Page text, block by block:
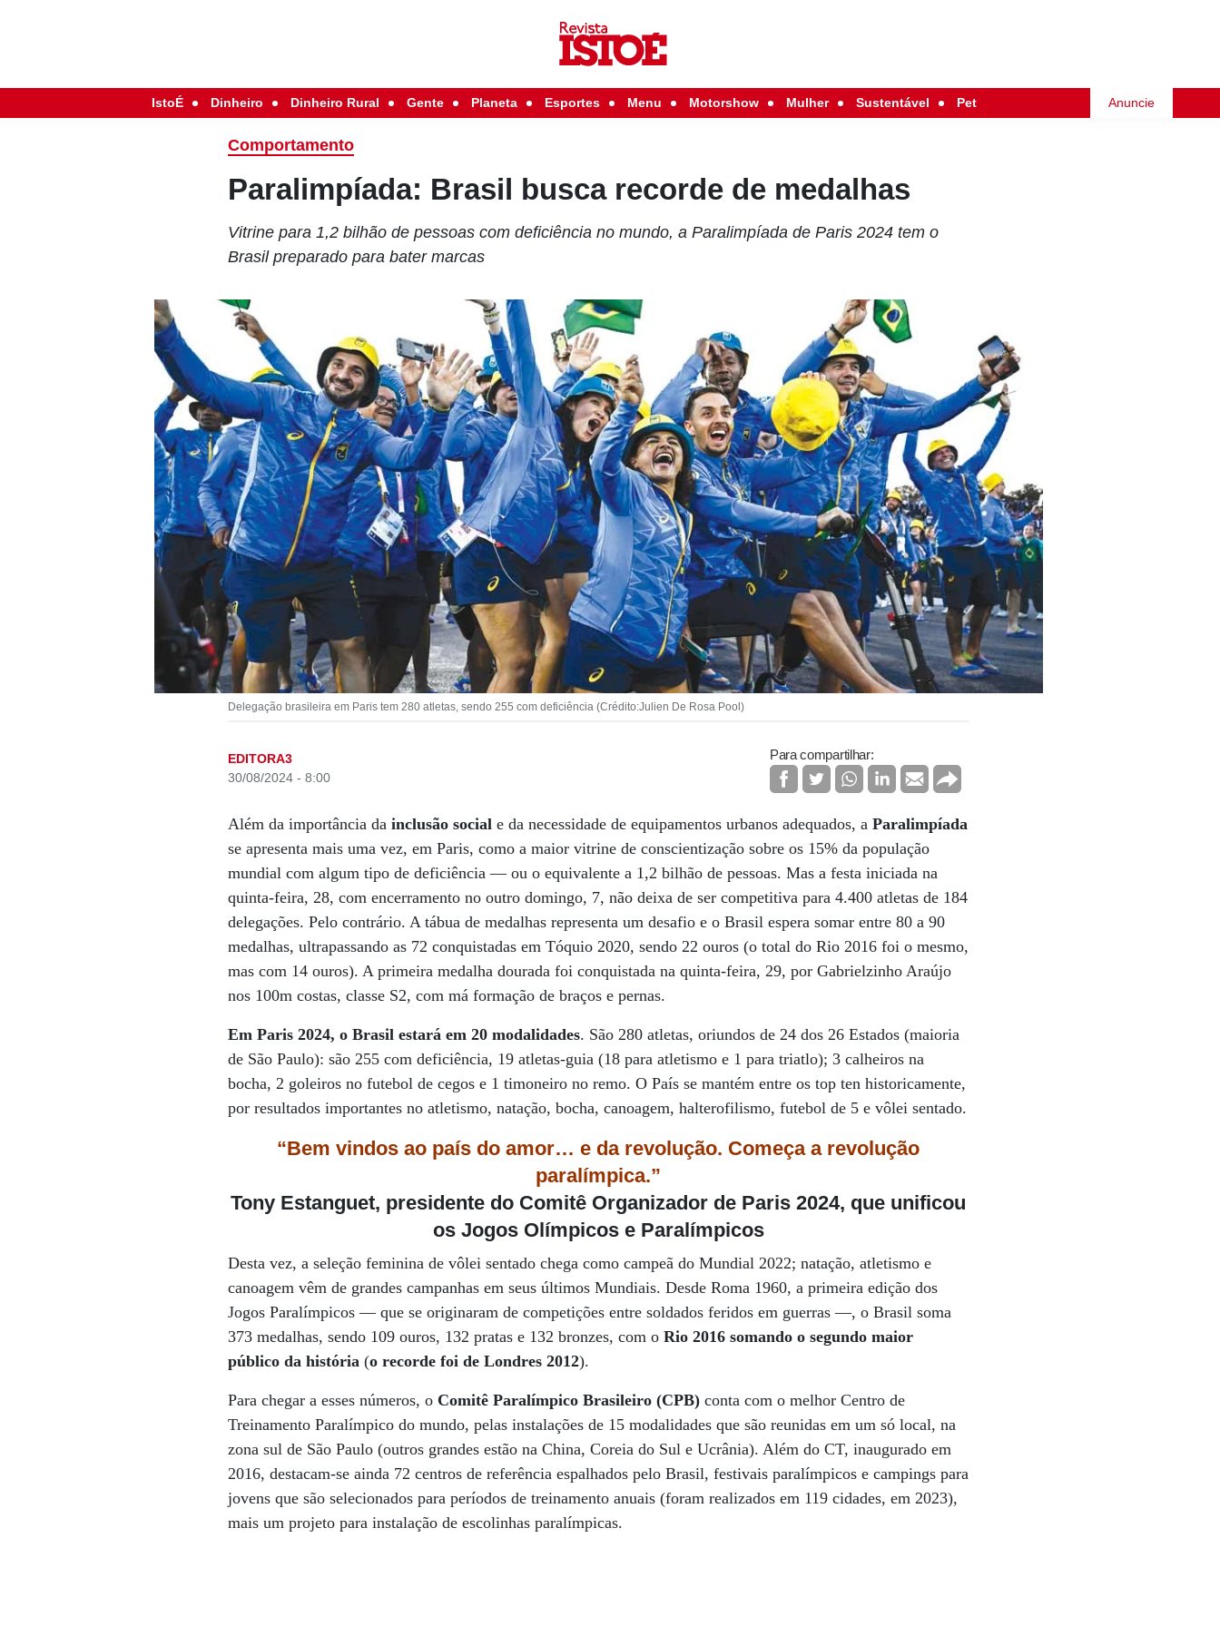
IstoÉ Dinheiro Dinheiro Rural Gente Planeta Esportes Menu Motorshow Mulher Sustentável Pet Anuncie
Comportamento
Paralimpíada: Brasil busca recorde de medalhas
Vitrine para 1,2 bilhão de pessoas com deficiência no mundo, a Paralimpíada de Paris 2024 tem o
Brasil preparado para bater marcas
Delegação brasileira em Paris tem 280 atletas, sendo 255 com deficiência (Crédito:Julien De Rosa Pool)
EDITORA3
30/08/2024 - 8:00
Para compartilhar:
Além da importância da inclusão social e da necessidade de equipamentos urbanos adequados, a Paralimpíada
se apresenta mais uma vez, em Paris, como a maior vitrine de conscientização sobre os 15% da população
mundial com algum tipo de deficiência — ou o equivalente a 1,2 bilhão de pessoas. Mas a festa iniciada na
quinta-feira, 28, com encerramento no outro domingo, 7, não deixa de ser competitiva para 4.400 atletas de 184
delegações. Pelo contrário. A tábua de medalhas representa um desafio e o Brasil espera somar entre 80 a 90
medalhas, ultrapassando as 72 conquistadas em Tóquio 2020, sendo 22 ouros (o total do Rio 2016 foi o mesmo,
mas com 14 ouros). A primeira medalha dourada foi conquistada na quinta-feira, 29, por Gabrielzinho Araújo
nos 100m costas, classe S2, com má formação de braços e pernas.
Em Paris 2024, o Brasil estará em 20 modalidades. São 280 atletas, oriundos de 24 dos 26 Estados (maioria
de São Paulo): são 255 com deficiência, 19 atletas-guia (18 para atletismo e 1 para triatlo); 3 calheiros na
bocha, 2 goleiros no futebol de cegos e 1 timoneiro no remo. O País se mantém entre os top ten historicamente,
por resultados importantes no atletismo, natação, bocha, canoagem, halterofilismo, futebol de 5 e vôlei sentado.
“Bem vindos ao país do amor… e da revolução. Começa a revolução
paralímpica.”
Tony Estanguet, presidente do Comitê Organizador de Paris 2024, que unificou
os Jogos Olímpicos e Paralímpicos
Desta vez, a seleção feminina de vôlei sentado chega como campeã do Mundial 2022; natação, atletismo e
canoagem vêm de grandes campanhas em seus últimos Mundiais. Desde Roma 1960, a primeira edição dos
Jogos Paralímpicos — que se originaram de competições entre soldados feridos em guerras —, o Brasil soma
373 medalhas, sendo 109 ouros, 132 pratas e 132 bronzes, com oRio 2016 somando o segundo maior
público da história (o recorde foi de Londres 2012).
Para chegar a esses números, o Comitê Paralímpico Brasileiro (CPB) conta com o melhor Centro de
Treinamento Paralímpico do mundo, pelas instalações de 15 modalidades que são reunidas em um só local, na
zona sul de São Paulo (outros grandes estão na China, Coreia do Sul e Ucrânia). Além do CT, inaugurado em
2016, destacam-se ainda 72 centros de referência espalhados pelo Brasil, festivais paralímpicos e campings para
jovens que são selecionados para períodos de treinamento anuais (foram realizados em 119 cidades, em 2023),
mais um projeto para instalação de escolinhas paralímpicas.